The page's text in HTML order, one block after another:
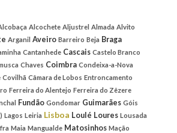
Alcochete Aljustrel Almada Alvito
Arganil Aveiro Barreiro Beja Braga
Cantanhede Cascais Castelo Branco
Chaves Coimbra Condeixa-a-Nova
Covilhã Câmara de Lobos Entroncamento
Ferreira do Alentejo Ferreira do Zêzere
Fundão Gondomar Guimarães Góis
Lagos Leiria Lisboa Loulé Loures Lousada
Maia Mangualde Matosinhos Mação